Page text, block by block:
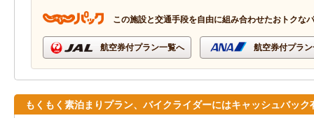
この施設と交通手段を自由に組み合わせたおトクな
航空券付プラン一覧へ 航空券付プラ
もくもく素泊まりプラン、バイクライダーにはキャッシュバック